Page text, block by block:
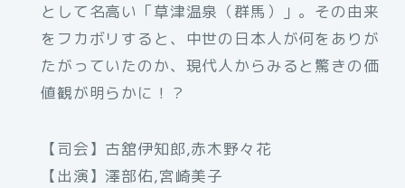
として名高い「草津温泉（群馬）」。その由来
をフカボリすると、中世の日本人が何をありが
たがっていたのか、現代人からみると驚きの価
値観が明らかに！？
【司会】古舘伊知郎,赤木野々花
【出演】澤部佑,宮崎美子